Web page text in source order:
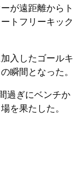
が遠距離からト
トフリーキック
入したゴールキ
瞬間となった。
過ぎにベンチか
を果たした。